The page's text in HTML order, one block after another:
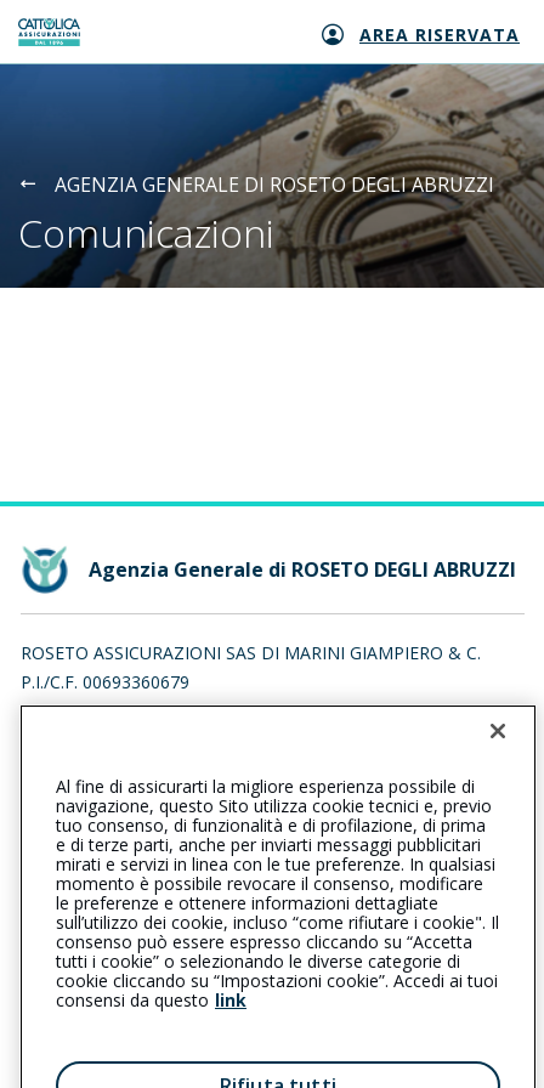
Generali logo AREA RISERVATA
AGENZIA GENERALE DI ROSETO DEGLI ABRUZZI
Comunicazioni
Agenzia Generale di ROSETO DEGLI ABRUZZI
ROSETO ASSICURAZIONI SAS DI MARINI GIAMPIERO & C.
P.I./C.F. 00693360679
VIA COLLE PATITO 1, 64026 ROSETO DEGLI ABRUZZI (TE)
0858941043 0858941043
rosetodegliabruzzi@cattolica.it
rosetoassicurazionisas@pec.it
L’intermediario è soggetto al controllo dell’IVASS. Consulta il
Registro RUI al seguentelink
Privacy | Cookie | Il Gruppo Generali
Al fine di assicurarti la migliore esperienza possibile di
navigazione, questo Sito utilizza cookie tecnici e, previo
tuo consenso, di funzionalità e di profilazione, di prima
e di terze parti, anche per inviarti messaggi pubblicitari
mirati e servizi in linea con le tue preferenze. In qualsiasi
momento è possibile revocare il consenso, modificare
le preferenze e ottenere informazioni dettagliate
sull’utilizzo dei cookie, incluso “come rifiutare i cookie". Il
consenso può essere espresso cliccando su “Accetta
tutti i cookie” o selezionando le diverse categorie di
cookie cliccando su “Impostazioni cookie”. Accedi ai tuoi
consensi da questo link